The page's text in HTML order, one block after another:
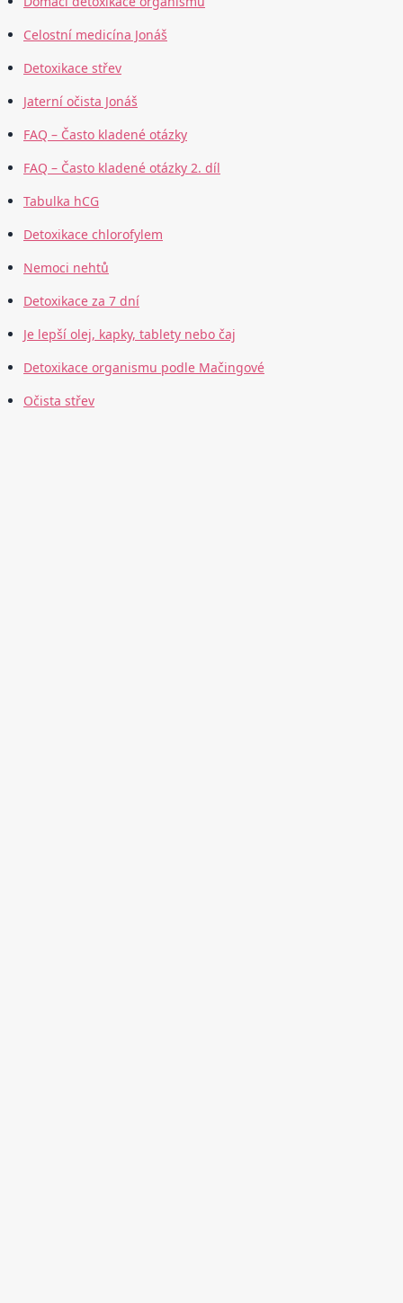
Celostní medicína Jonáš
Detoxikace střev
Jaterní očista Jonáš
FAQ – Často kladené otázky
FAQ – Často kladené otázky 2. díl
Tabulka hCG
Detoxikace chlorofylem
Nemoci nehtů
Detoxikace za 7 dní
Je lepší olej, kapky, tablety nebo čaj
Detoxikace organismu podle Mačingové
Očista střev